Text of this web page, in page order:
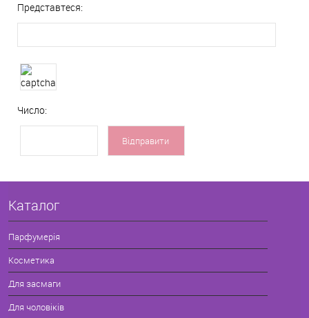
Представтеся:
Число:
Каталог
Парфумерія
Косметика
Для засмаги
Для чоловіків